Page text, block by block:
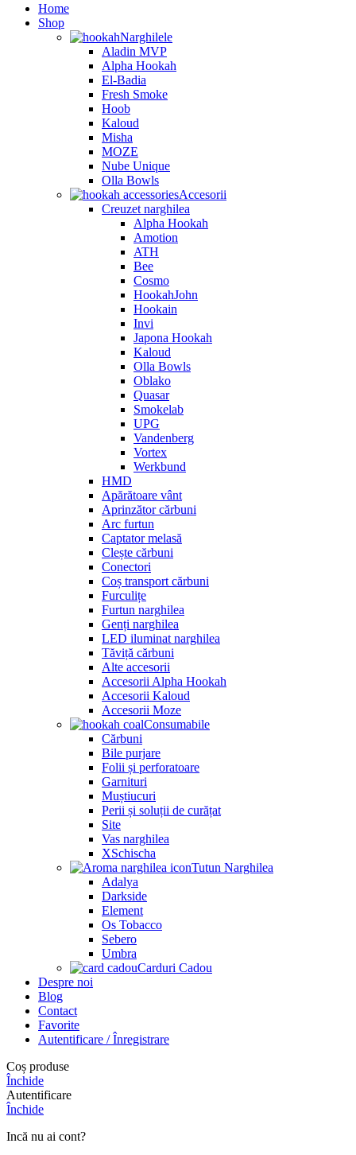
Home
Shop
Narghilele
Aladin MVP
Alpha Hookah
El-Badia
Fresh Smoke
Hoob
Kaloud
Misha
MOZE
Nube Unique
Olla Bowls
Accesorii
Creuzet narghilea
Alpha Hookah
Amotion
ATH
Bee
Cosmo
HookahJohn
Hookain
Invi
Japona Hookah
Kaloud
Olla Bowls
Oblako
Quasar
Smokelab
UPG
Vandenberg
Vortex
Werkbund
HMD
Apărătoare vânt
Aprinzător cărbuni
Arc furtun
Captator melasă
Clește cărbuni
Conectori
Coș transport cărbuni
Furculițe
Furtun narghilea
Genți narghilea
LED iluminat narghilea
Tăviță cărbuni
Alte accesorii
Accesorii Alpha Hookah
Accesorii Kaloud
Accesorii Moze
Consumabile
Cărbuni
Bile purjare
Folii și perforatoare
Garnituri
Muștiucuri
Perii și soluții de curățat
Site
Vas narghilea
XSchischa
Tutun Narghilea
Adalya
Darkside
Element
Os Tobacco
Sebero
Umbra
Carduri Cadou
Despre noi
Blog
Contact
Favorite
Autentificare / Înregistrare
Coș produse
Închide
Autentificare
Închide
Incă nu ai cont?